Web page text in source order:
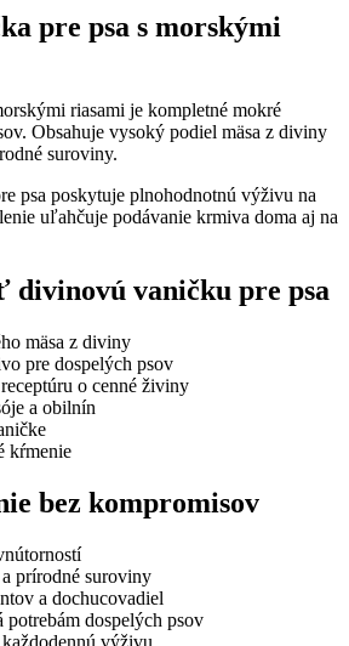
pre psa s morskými
riasami je kompletné mokré
Obsahuje vysoký podiel mäsa z diviny
suroviny.
psa poskytuje plnohodnotnú výživu na
uľahčuje podávanie krmiva doma aj na
divinovú vaničku pre psa
mäsa z diviny
pre dospelých psov
o cenné živiny
a obilnín
kŕmenie
bez kompromisov
prírodné suroviny
a dochucovadiel
potrebám dospelých psov